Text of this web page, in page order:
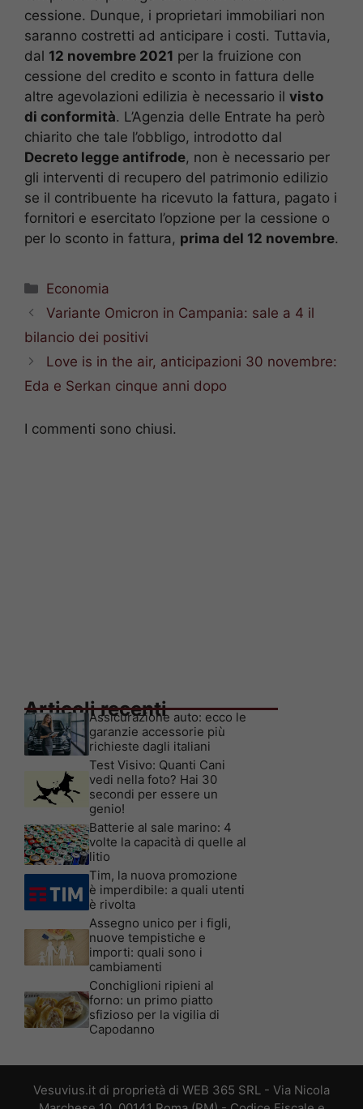
cessione. Dunque, i proprietari immobiliari non
saranno costretti ad anticipare i costi. Tuttavia,
dal 12 novembre 2021 per la fruizione con
cessione del credito e sconto in fattura delle
altre agevolazioni edilizia è necessario il visto
di conformità. L’Agenzia delle Entrate ha però
chiarito che tale l’obbligo, introdotto dal
Decreto legge antifrode, non è necessario per
gli interventi di recupero del patrimonio edilizio
se il contribuente ha ricevuto la fattura, pagato i
fornitori e esercitato l’opzione per la cessione o
per lo sconto in fattura, prima del 12 novembre.
Categorie
Economia
Variante Omicron in Campania: sale a 4 il
bilancio dei positivi
Love is in the air, anticipazioni 30 novembre:
Eda e Serkan cinque anni dopo
I commenti sono chiusi.
Articoli recenti
Assicurazione auto: ecco le
garanzie accessorie più
richieste dagli italiani
Test Visivo: Quanti Cani
vedi nella foto? Hai 30
secondi per essere un
genio!
Batterie al sale marino: 4
volte la capacità di quelle al
litio
Tim, la nuova promozione
è imperdibile: a quali utenti
è rivolta
Assegno unico per i figli,
nuove tempistiche e
importi: quali sono i
cambiamenti
Conchiglioni ripieni al
forno: un primo piatto
sfizioso per la vigilia di
Capodanno
Vesuvius.it di proprietà di WEB 365 SRL - Via Nicola